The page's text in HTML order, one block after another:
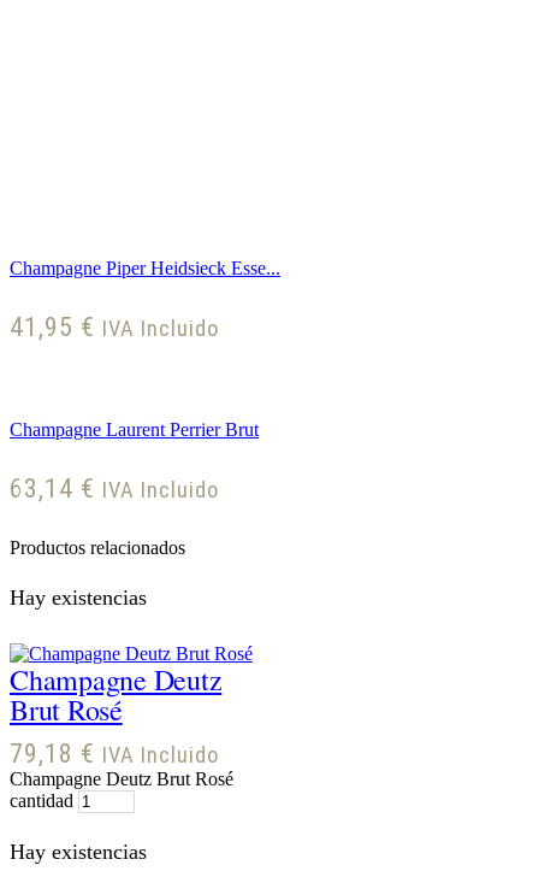
Champagne Piper Heidsieck Esse...
41,95 € IVA Incluido
Champagne Laurent Perrier Brut
63,14 € IVA Incluido
Productos relacionados
Hay existencias
Champagne Deutz
Brut Rosé
79,18 € IVA Incluido
Champagne Deutz Brut Rosé
cantidad
Hay existencias